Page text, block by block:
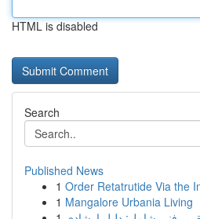
HTML is disabled
Search
Published News
1 Order Retatrutide Via the
1 Mangalore Urbania Living